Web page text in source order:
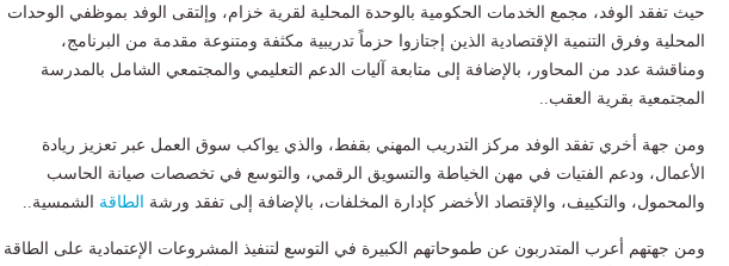
حيث تفقد الوفد، مجمع الخدمات الحكومية بالوحدة المحلية لقرية خزام، وإلتقى الوفد بموظفي الوحدات
المحلية وفرق التنمية الإقتصادية الذين إجتازوا حزماً تدريبية مكثفة ومتنوعة مقدمة من البرنامج،
ومناقشة عدد من المحاور، بالإضافة إلى متابعة آليات الدعم التعليمي والمجتمعي الشامل بالمدرسة
المجتمعية بقرية العقب..
ومن جهة أخري تفقد الوفد مركز التدريب المهني بقفط، والذي يواكب سوق العمل عبر تعزيز ريادة
الأعمال، ودعم الفتيات في مهن الخياطة والتسويق الرقمي، والتوسع في تخصصات صيانة الحاسب
والمحمول، والتكييف، والإقتصاد الأخضر كإدارة المخلفات، بالإضافة إلى تفقد ورشة
الطاقة الشمسية..
ومن جهتهم أعرب المتدربون عن طموحاتهم الكبيرة في التوسع لتنفيذ المشروعات الإعتمادية على الطاقة